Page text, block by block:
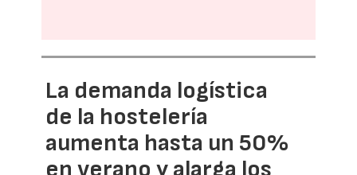
La demanda logística
de la hostelería
aumenta hasta un 50%